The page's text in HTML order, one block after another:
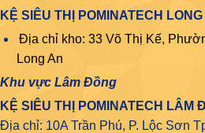
KỆ SIÊU THỊ POMINATECH LONG
Địa chỉ kho: 33 Võ Thị Kế,
Long An
Khu vực Lâm Đồng
KỆ SIÊU THỊ POMINATECH LÂM
Địa chỉ: 10A Trần Phú, P. Lộc Sơn